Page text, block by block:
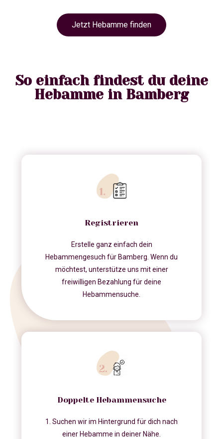
Jetzt Hebamme finden
So einfach findest du deine
Hebamme in Bamberg
Registrieren
Erstelle ganz einfach dein
Hebammengesuch für Bamberg. Wenn du
möchtest, unterstütze uns mit einer
freiwilligen Bezahlung für deine
Hebammensuche.
Doppelte Hebammensuche
1. Suchen wir im Hintergrund für dich nach
einer Hebamme in deiner Nähe.